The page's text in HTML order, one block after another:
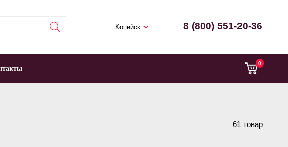
Копейск 8 (800) 551-20-36
0
61 товар